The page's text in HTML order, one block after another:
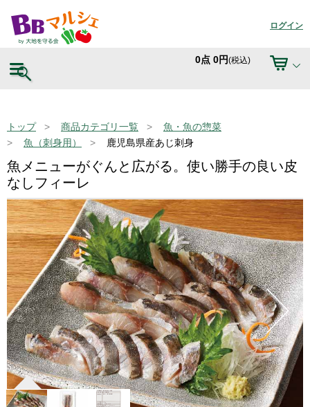
ログイン
0点 0円(税込)
トップ 商品カテゴリ一覧
魚・魚の惣菜
魚（刺身用）
鹿児島県産あじ刺身
魚メニューがぐんと広がる。使い勝手の良い皮
なしフィーレ